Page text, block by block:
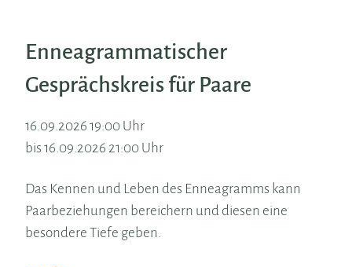
Enneagrammatischer
Gesprächskreis für Paare
16.09.2026 19:00 Uhr
bis 16.09.2026 21:00 Uhr
Das Kennen und Leben des Enneagramms kann
Paarbeziehungen bereichern und diesen eine
besondere Tiefe geben.